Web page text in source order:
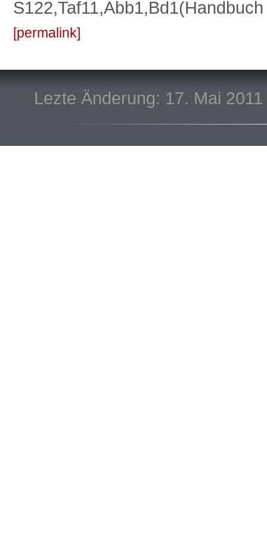
permalink
Lezte Änderung: 17. Mai